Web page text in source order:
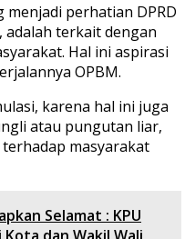
perhatian DPRD
adalah terkait dengan
Hal ini aspirasi
OPBM.
karena hal ini juga
atau pungutan liar,
masyarakat
Selamat : KPU